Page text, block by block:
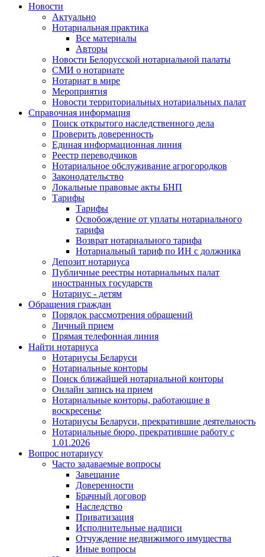
Новости
Актуально
Нотариальная практика
Все материалы
Авторы
Новости Белорусской нотариальной палаты
СМИ о нотариате
Нотариат в мире
Мероприятия
Новости территориальных нотариальных палат
Справочная информация
Поиск открытого наследственного дела
Проверить доверенность
Единая информационная линия
Реестр переводчиков
Нотариальное обслуживание агрогородков
Законодательство
Локальные правовые акты БНП
Тарифы
Тарифы
Освобождение от уплаты нотариального
тарифа
Возврат нотариального тарифа
Нотариальный тариф по ИН с должника
Депозит нотариуса
Публичные реестры нотариальных палат
иностранных государств
Нотариус - детям
Обращения граждан
Порядок рассмотрения обращений
Личный прием
Прямая телефонная линия
Найти нотариуса
Нотариусы Беларуси
Нотариальные конторы
Поиск ближайшей нотариальной конторы
Онлайн запись на прием
Нотариальные конторы, работающие в
воскресенье
Нотариусы Беларуси, прекратившие деятельность
Нотариальные бюро, прекратившие работу с
1.01.2026
Вопрос нотариусу
Часто задаваемые вопросы
Завещание
Доверенности
Брачный договор
Наследство
Приватизация
Исполнительные надписи
Отчуждение недвижимого имущества
Иные вопросы